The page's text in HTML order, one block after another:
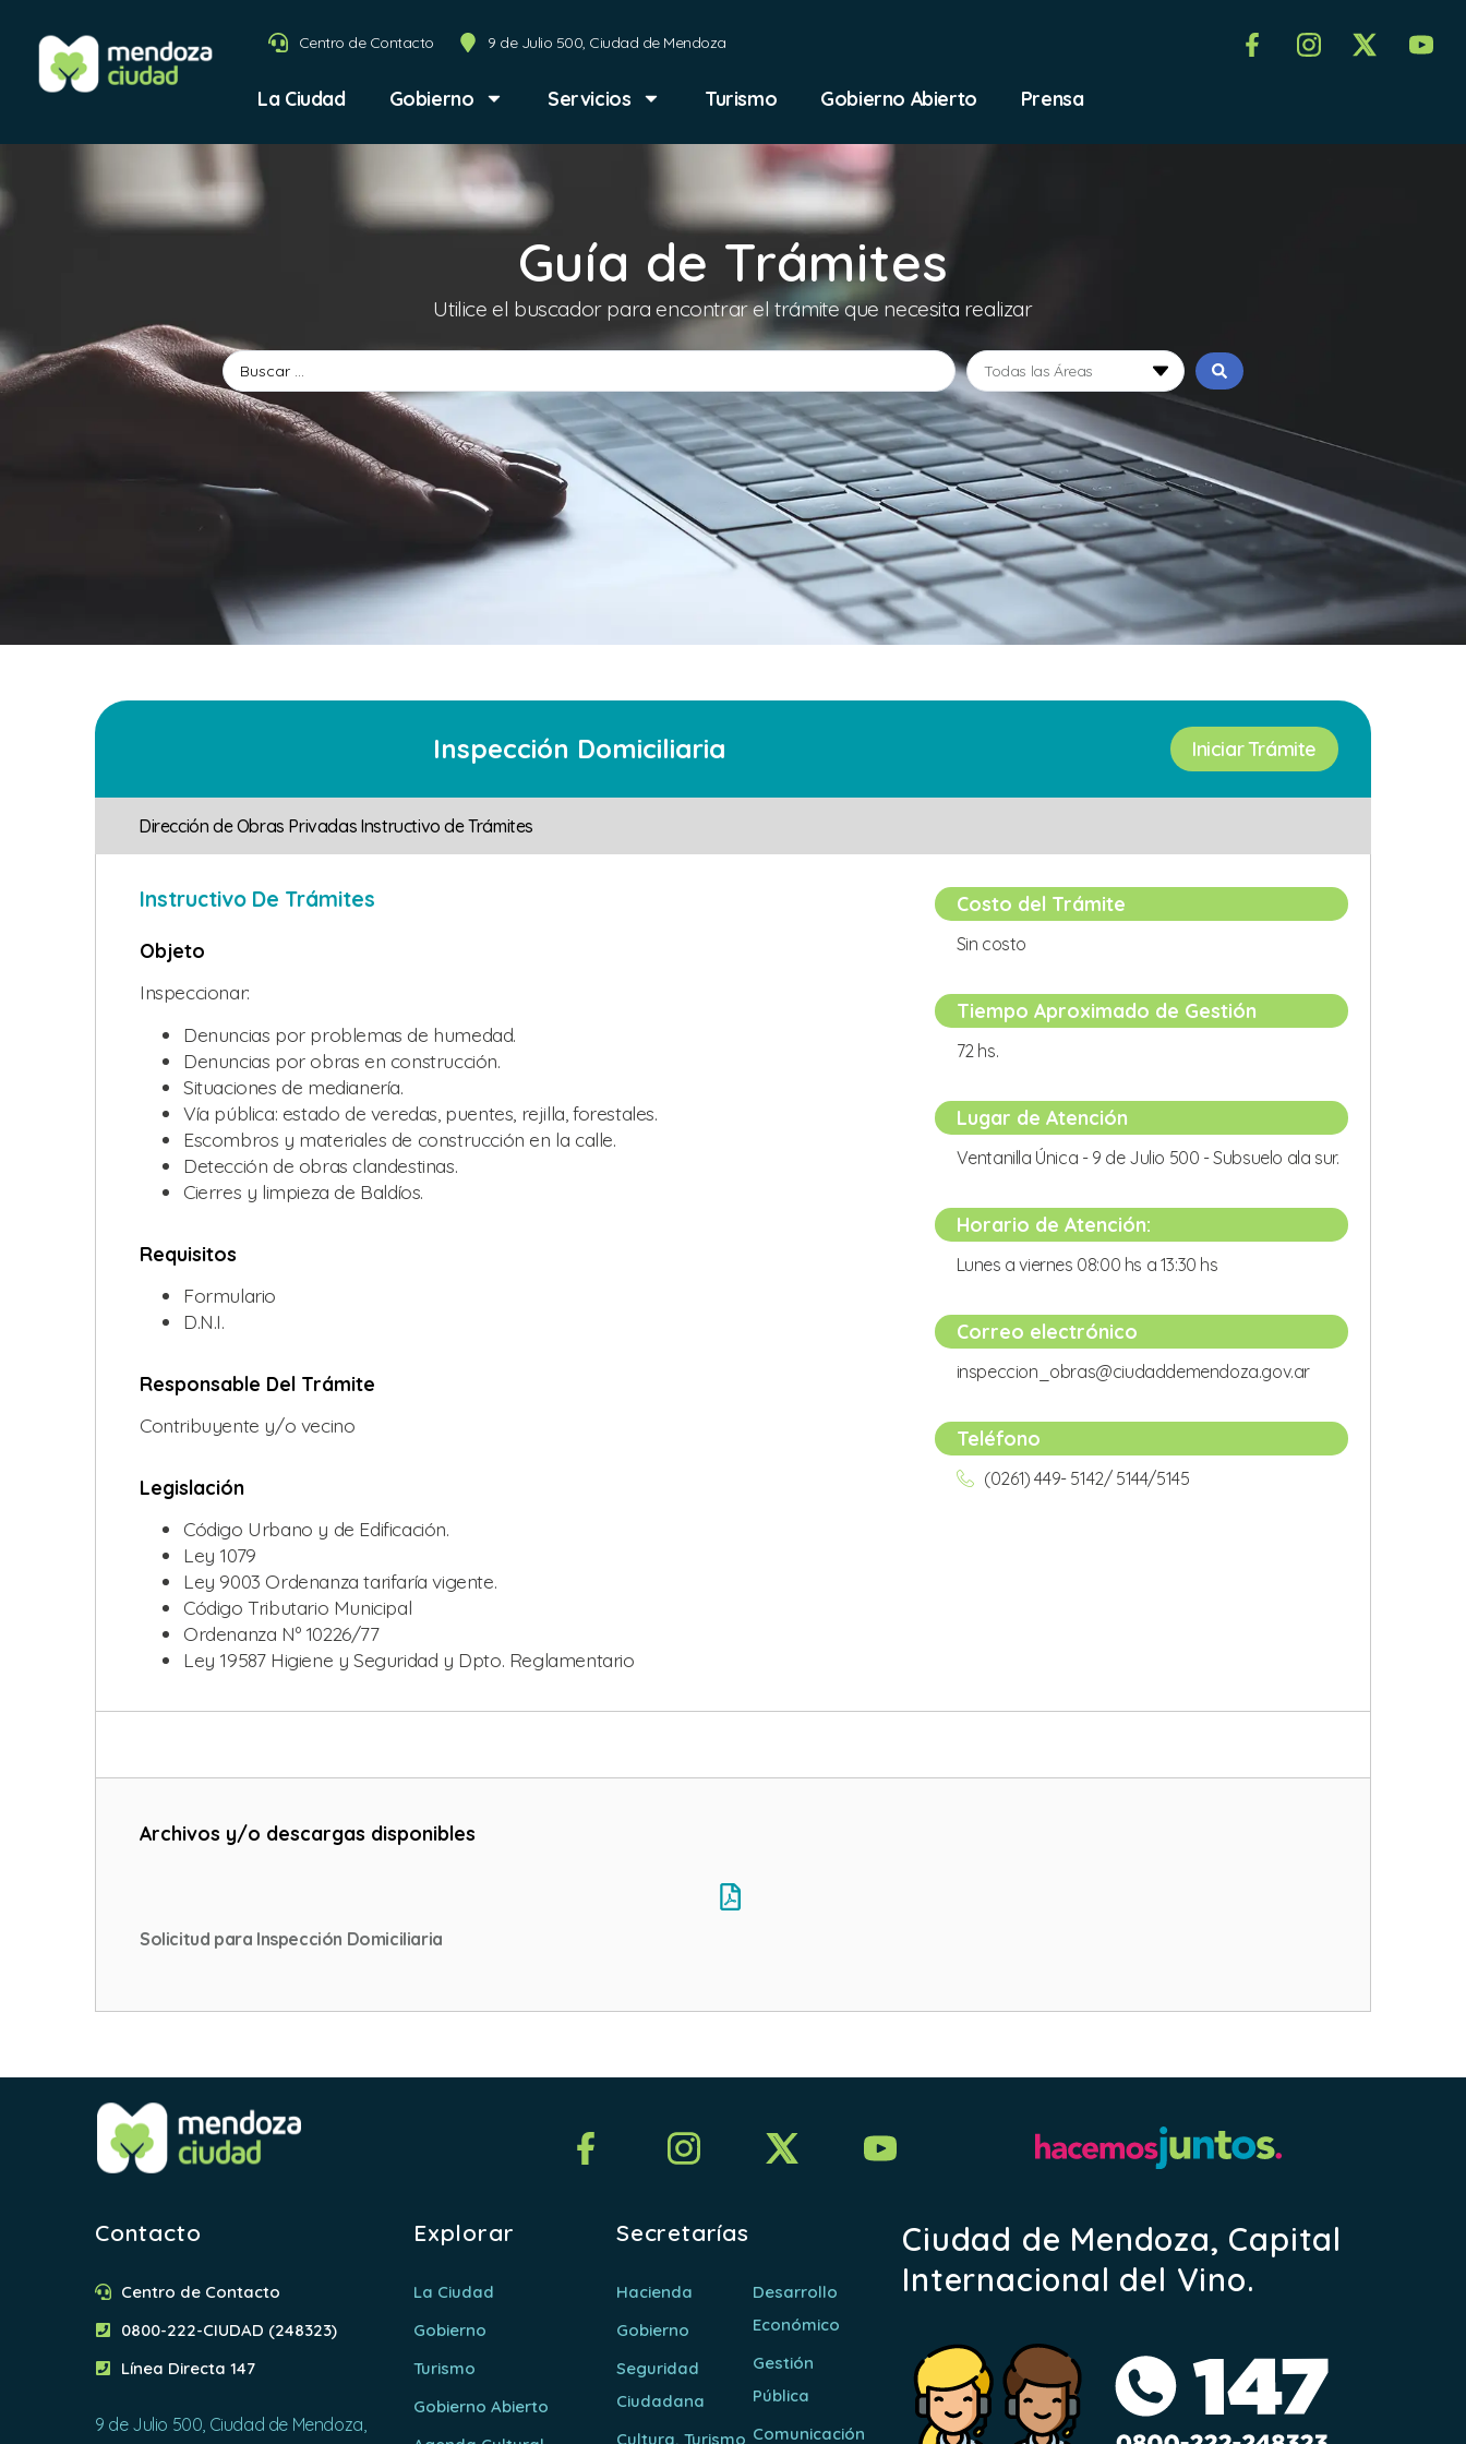
Centro de Contacto 9 de Julio 500, Ciudad de Mendoza
La Ciudad Gobierno Servicios Turismo Gobierno Abierto Prensa
Guía de Trámites
Utilice el buscador para encontrar el trámite que necesita realizar
Todas las Áreas
Inspección Domiciliaria Iniciar Trámite
Dirección de Obras Privadas Instructivo de Trámites
Instructivo De Trámites
Objeto
Inspeccionar:
Denuncias por problemas de humedad.
Denuncias por obras en construcción.
Situaciones de medianería.
Vía pública: estado de veredas, puentes, rejilla, forestales.
Escombros y materiales de construcción en la calle.
Detección de obras clandestinas.
Cierres y limpieza de Baldíos.
Requisitos
Formulario
D.N.I.
Responsable Del Trámite
Contribuyente y/o vecino
Legislación
Código Urbano y de Edificación.
Ley 1079
Ley 9003 Ordenanza tarifaría vigente.
Código Tributario Municipal
Ordenanza Nº 10226/77
Ley 19587 Higiene y Seguridad y Dpto. Reglamentario
Costo del Trámite
Sin costo
Tiempo Aproximado de Gestión
72 hs.
Lugar de Atención
Ventanilla Única - 9 de Julio 500 - Subsuelo ala sur.
Horario de Atención:
Lunes a viernes 08:00 hs a 13:30 hs
Correo electrónico
inspeccion_obras@ciudaddemendoza.gov.ar
Teléfono
(0261) 449- 5142/ 5144/5145
Archivos y/o descargas disponibles
Solicitud para Inspección Domiciliaria
Contacto
Centro de Contacto
0800-222-CIUDAD (248323)
Línea Directa 147
9 de Julio 500, Ciudad de Mendoza,
Explorar
La Ciudad
Gobierno
Turismo
Gobierno Abierto
Secretarías
Hacienda
Gobierno
Seguridad
Ciudadana
Cultura, Turismo
Desarrollo
Económico
Gestión
Pública
Comunicación
Ciudad de Mendoza, Capital
Internacional del Vino.